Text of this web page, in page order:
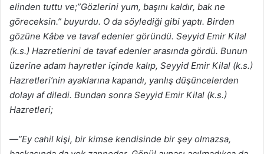
elinden tuttu ve;”Gözlerini yum, başını kaldır, bak ne
göreceksin.” buyurdu. O da söylediği gibi yaptı. Birden
gözüne Kâbe ve tavaf edenler göründü. Seyyid Emir Kilal
(k.s.) Hazretlerini de tavaf edenler arasında gördü. Bunun
üzerine adam hayretler içinde kalıp, Seyyid Emir Kilal (k.s.)
Hazretleri’nin ayaklarına kapandı, yanlış düşüncelerden
dolayı af diledi. Bundan sonra Seyyid Emir Kilal (k.s.)
Hazretleri;
—”Ey cahil kişi, bir kimse kendisinde bir şey olmazsa,